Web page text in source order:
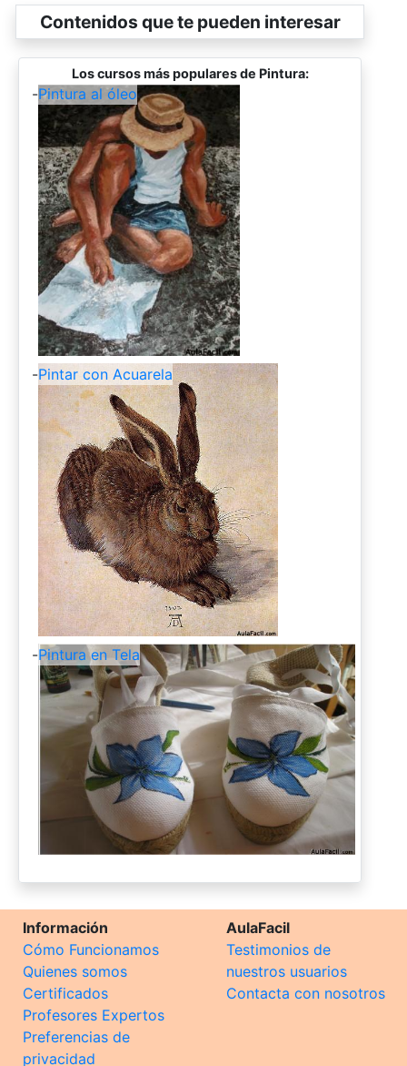
Contenidos que te pueden interesar
Los cursos más populares de Pintura:
-Pintura al óleo
-Pintar con Acuarela
-Pintura en Tela
Información
Cómo Funcionamos
Quienes somos
Certificados
Profesores Expertos
Preferencias de
privacidad
AulaFacil
Testimonios de
nuestros usuarios
Contacta con nosotros